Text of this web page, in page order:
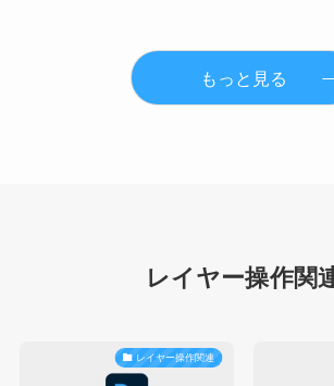
もっと見る
レイヤー操作関
レイヤー操作関連